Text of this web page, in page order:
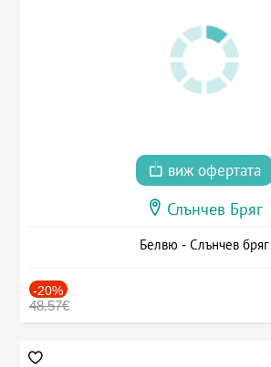
виж офертата
Слънчев Бряг
Белвю - Слънчев бряг
-20%
48.57€